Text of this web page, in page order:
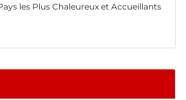
les Plus Chaleureux et Accueillants